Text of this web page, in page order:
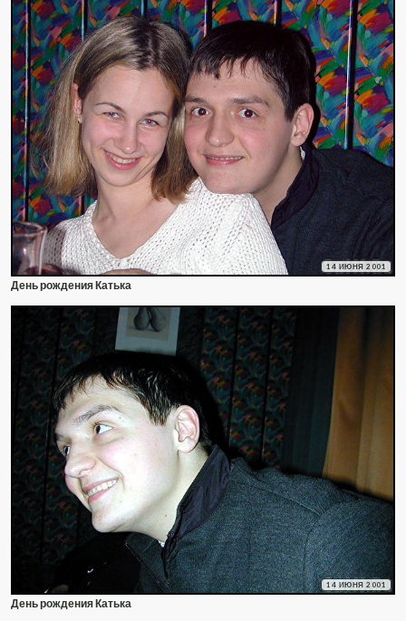
14 ИЮНЯ 2001
День рождения Катька
14 ИЮНЯ 2001
День рождения Катька